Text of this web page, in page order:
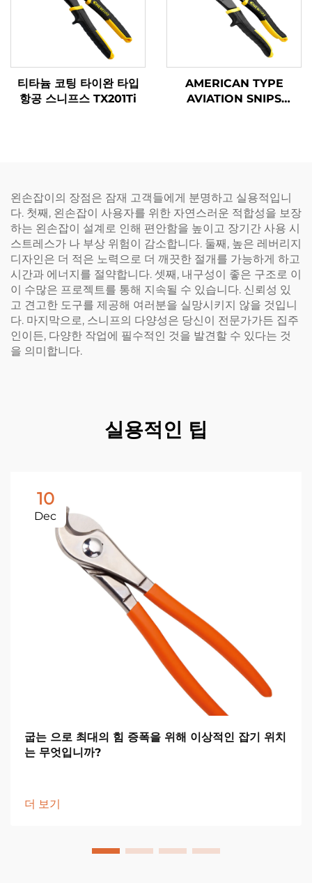
티타늄 코팅 타이완 타입
항공 스니프스 TX201Ti
AMERICAN TYPE
AVIATION SNIPS
왼손잡이의 장점은 잠재 고객들에게 분명하고 실용적입니
다. 첫째, 왼손잡이 사용자를 위한 자연스러운 적합성을 보장
하는 왼손잡이 설계로 인해 편안함을 높이고 장기간 사용 시
스트레스가 나 부상 위험이 감소합니다. 둘째, 높은 레버리지
디자인은 더 적은 노력으로 더 깨끗한 절개를 가능하게 하고
시간과 에너지를 절약합니다. 셋째, 내구성이 좋은 구조로 이
이 수많은 프로젝트를 통해 지속될 수 있습니다. 신뢰성 있
고 견고한 도구를 제공해 여러분을 실망시키지 않을 것입니
다. 마지막으로, 스니프의 다양성은 당신이 전문가가든 집주
인이든, 다양한 작업에 필수적인 것을 발견할 수 있다는 것
을 의미합니다.
실용적인 팁
10
Dec
굽는 으로 최대의 힘 증폭을 위해 이상적인 잡기 위치
는 무엇입니까?
더 보기